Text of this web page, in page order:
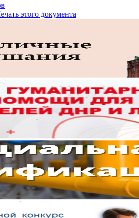
этого документа